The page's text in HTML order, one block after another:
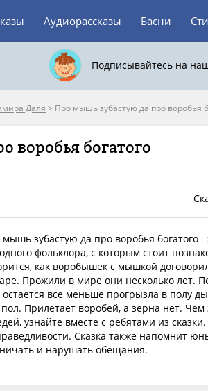
Аудиорассказы Басни
Подписывайтесь на
Даля > Про мышь зубастую да про воробья
воробья богатого
зубастую да про воробья богатого -
фольклора, с которым стоит
как воробышек с мышкой
Прожили в мире они несколько лет.
все меньше прогрызла в полу
Прилетает воробей, а зерна нет. Чем
узнайте вместе с ребятами из
Сказка также напомнит
и нарушать обещания.